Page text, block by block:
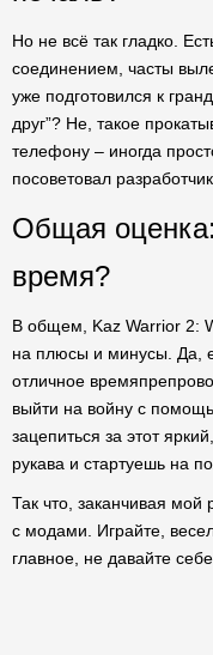
Но не всё так гладко.
соединением, часты
уже подготовился к
друг”? Не, такое
телефону – иногда
посоветовал
Общая оценка:
время?
В общем, Kaz Warrior 2:
на плюсы и минусы. Да,
отличное
выйти на войну с
зацепиться за этот
рукава и стартуешь на
Так что, заканчивая мой
с модами. Играйте,
главное, не давайте